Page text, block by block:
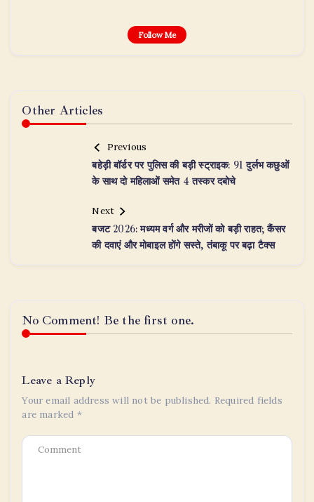
Follow Me
Other Articles
Previous
बहेड़ी बॉर्डर पर पुलिस की बड़ी स्ट्राइक: 91 दुर्लभ कछुओं
के साथ दो महिलाओं समेत 4 तस्कर दबोचे
Next
बजट 2026: मध्यम वर्ग और मरीजों को बड़ी राहत; कैंसर
की दवाएं और मोबाइल होंगे सस्ते, तंबाकू पर बढ़ा टैक्स
No Comment! Be the first one.
Leave a Reply
Your email address will not be published. Required fields
are marked *